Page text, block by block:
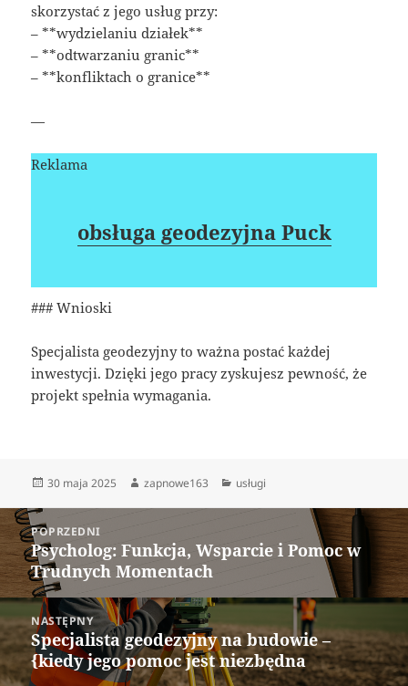
skorzystać z jego usług przy:
– **wydzielaniu działek**
– **odtwarzaniu granic**
– **konfliktach o granice**
—
Reklama
obsługa geodezyjna Puck
### Wnioski
Specjalista geodezyjny to ważna postać każdej
inwestycji. Dzięki jego pracy zyskujesz pewność, że
projekt spełnia wymagania.
Data
30 maja 2025 Autor
zapnowe163 Kategorie
usługi
Nawigacja
wpisuPOPRZEDNI
Poprzedni
wpis:
Psycholog: Funkcja, Wsparcie i Pomoc w
Trudnych Momentach
NASTĘPNY
Następny
wpis:
Specjalista geodezyjny na budowie –
{kiedy jego pomoc jest niezbędna